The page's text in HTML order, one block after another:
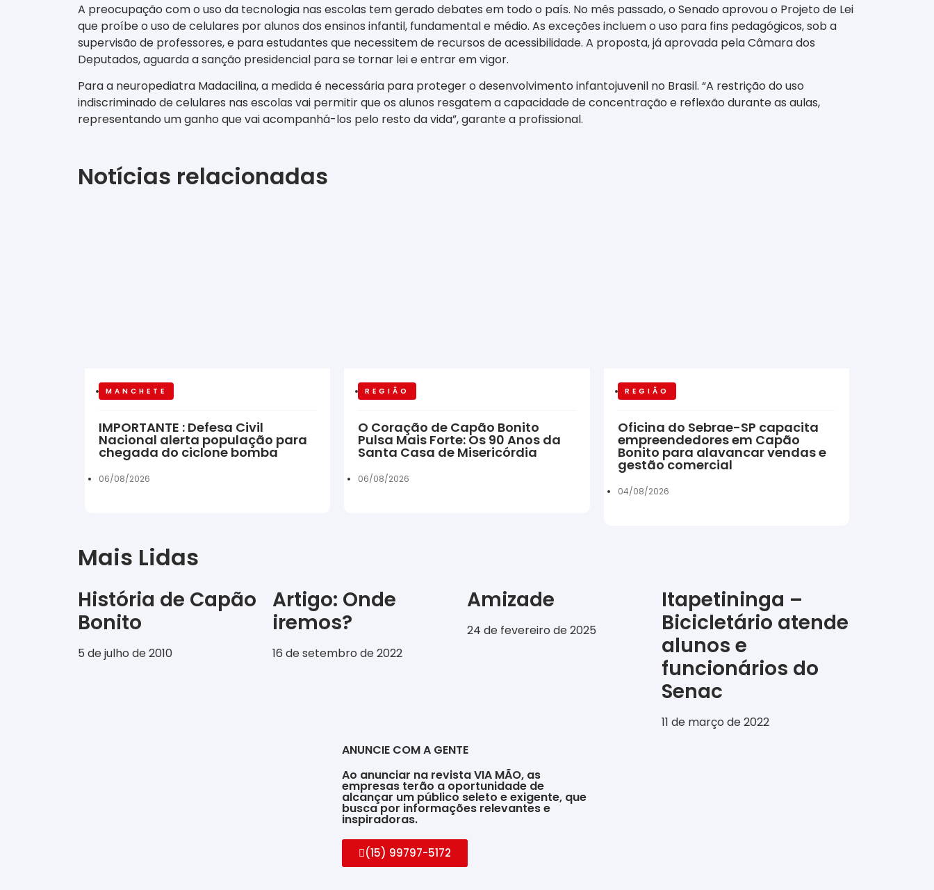
A preocupação com o uso da tecnologia nas escolas tem gerado debates em todo o país. No mês passado, o Senado aprovou o Projeto de Lei
que proíbe o uso de celulares por alunos dos ensinos infantil, fundamental e médio. As exceções incluem o uso para fins pedagógicos, sob a
supervisão de professores, e para estudantes que necessitem de recursos de acessibilidade. A proposta, já aprovada pela Câmara dos
Deputados, aguarda a sanção presidencial para se tornar lei e entrar em vigor.
Para a neuropediatra Madacilina, a medida é necessária para proteger o desenvolvimento infantojuvenil no Brasil. “A restrição do uso
indiscriminado de celulares nas escolas vai permitir que os alunos resgatem a capacidade de concentração e reflexão durante as aulas,
representandoum ganho que vai acompanhá-los pelo resto da vida”, garante a profissional.
Notícias relacionadas
MANCHETE
IMPORTANTE : Defesa Civil
Nacional alerta população para
chegada do ciclone bomba
06/08/2026
REGIÃO
O Coração de Capão Bonito
Pulsa Mais Forte: Os 90 Anos da
Santa Casa de Misericórdia
06/08/2026
REGIÃO
Oficina do Sebrae-SP capacita
empreendedores em Capão
Bonito para alavancar vendas e
gestão comercial
04/08/2026
Mais Lidas
História de Capão
Bonito
5 de julho de 2010
Artigo: Onde
iremos?
16 de setembro de 2022
Amizade
24 de fevereiro de 2025
Itapetininga –
Bicicletário atende
alunos e
funcionários do
Senac
11 de março de 2022
ANUNCIE COM A GENTE
Ao anunciar na revista VIA MÃO, as
empresas terão a oportunidade de
alcançar um público seleto e exigente, que
busca por informações relevantes e
inspiradoras.
(15) 99797-5172